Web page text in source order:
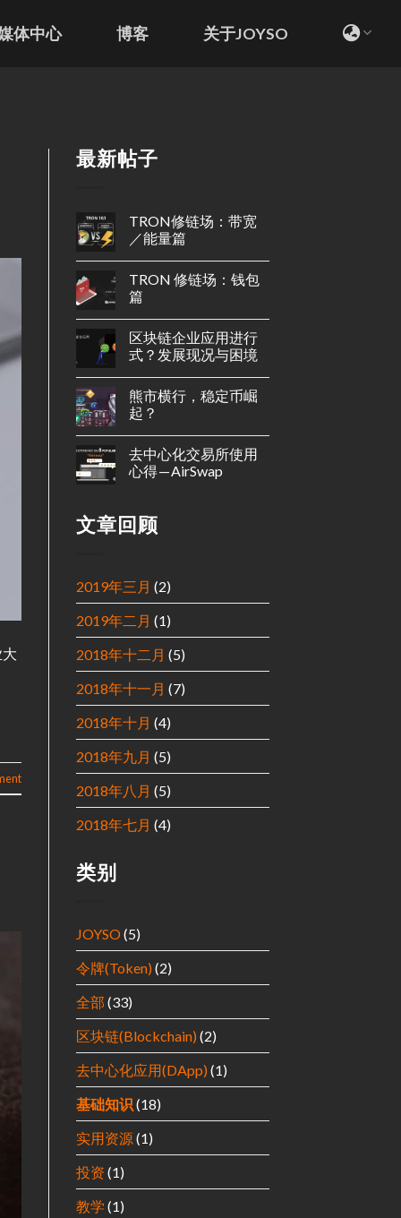
体中心 博客 关于JOYSO
最新帖子
TRON修链场：带宽
／能量篇
TRON 修链场：钱包
篇
区块链企业应用进行
式？发展现况与困境
熊市横行，稳定币崛
起？
去中心化交易所使用
心得 — AirSwap
文章回顾
2019年三月 (2)
2019年二月 (1)
2018年十二月 (5)
2018年十一月 (7)
2018年十月 (4)
2018年九月 (5)
2018年八月 (5)
2018年七月 (4)
类别
JOYSO(5)
令牌(Token) (2)
全部 (33)
区块链(Blockchain) (2)
去中心化应用(DApp) (1)
基础知识 (18)
实用资源(1)
投资 (1)
教学 (1)